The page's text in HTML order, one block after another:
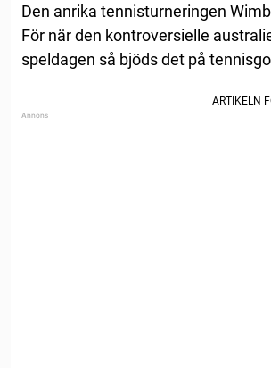
Den anrika tennisturneringen
För när den kontroversielle
speldagen så bjöds det på